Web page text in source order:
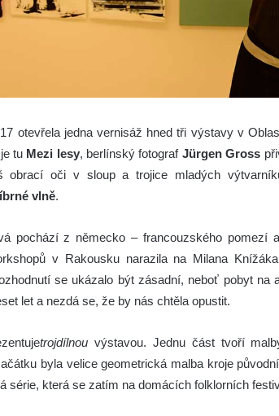
otevřela jedna vernisáž hned tři výstavy v
je tu Mezi lesy, berlínský fotograf Jürgen Gross
obrací oči v sloup a trojice mladých
vlně.
pochází z německo – francouzského
v Rakousku narazila na Milana
se ukázalo být zásadní, neboť pobyt
let a nezdá se, že by nás chtěla opustit.
trojdílnouvýstavou. Jednu část tvoří
byla velice geometrická malba kroje
série, která se zatím na domácích folklorních